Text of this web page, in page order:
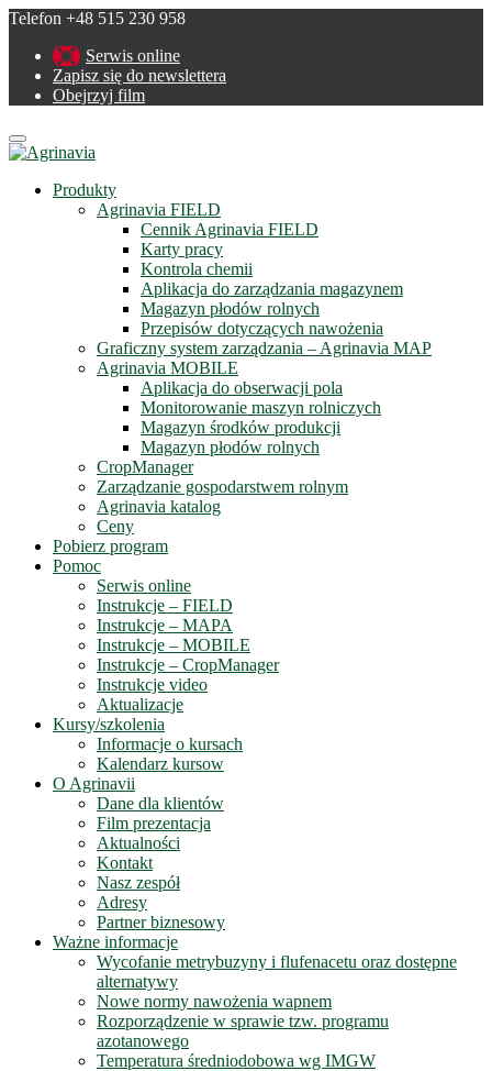
Telefon +48 515 230 958
Serwis online
Zapisz się do newslettera
Obejrzyj film
Menu
Produkty
Agrinavia FIELD
Cennik Agrinavia FIELD
Karty pracy
Kontrola chemii
Aplikacja do zarządzania magazynem
Magazyn płodów rolnych
Przepisów dotyczących nawożenia
Graficzny system zarządzania – Agrinavia MAP
Agrinavia MOBILE
Aplikacja do obserwacji pola
Monitorowanie maszyn rolniczych
Magazyn środków produkcji
Magazyn płodów rolnych
CropManager
Zarządzanie gospodarstwem rolnym
Agrinavia katalog
Ceny
Pobierz program
Pomoc
Serwis online
Instrukcje – FIELD
Instrukcje – MAPA
Instrukcje – MOBILE
Instrukcje – CropManager
Instrukcje video
Aktualizacje
Kursy/szkolenia
Informacje o kursach
Kalendarz kursow
O Agrinavii
Dane dla klientów
Film prezentacja
Aktualności
Kontakt
Nasz zespół
Adresy
Partner biznesowy
Ważne informacje
Wycofanie metrybuzyny i flufenacetu oraz dostępne
alternatywy
Nowe normy nawożenia wapnem
Rozporządzenie w sprawie tzw. programu
azotanowego
Temperatura średniodobowa wg IMGW